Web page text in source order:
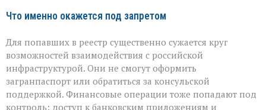
Что именно окажется под запретом
Для попавших в реестр существенно сужается круг
возможностей взаимодействия с российской
инфраструктурой. Они не смогут оформить
загранпаспорт или обратиться за консульской
поддержкой. Финансовые операции тоже попадают под
контроль: доступ к банковским приложениям и